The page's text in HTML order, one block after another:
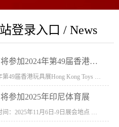
登录入口 / News
我司将参加2024年第49届香港玩具展Hong Kong Toys & Games Fair 欢迎新···
参加2025年印尼体育展